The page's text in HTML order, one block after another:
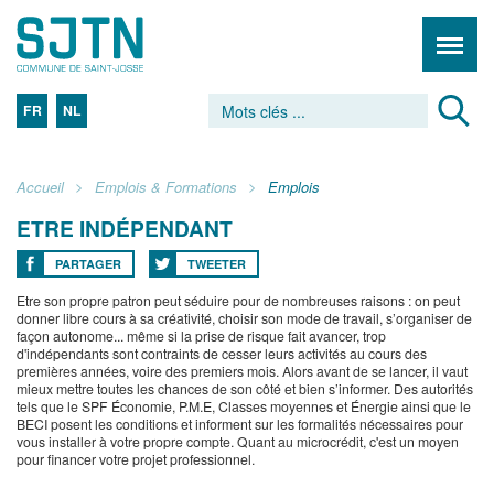
FR NL
Accueil Emplois & Formations Emplois
ETRE INDÉPENDANT
PARTAGER TWEETER
Etre son propre patron peut séduire pour de nombreuses raisons : on peut
donner libre cours à sa créativité, choisir son mode de travail, s’organiser de
façon autonome... même si la prise de risque fait avancer, trop
d'indépendants sont contraints de cesser leurs activités au cours des
premières années, voire des premiers mois. Alors avant de se lancer, il vaut
mieux mettre toutes les chances de son côté et bien s’informer. Des autorités
tels que le SPF Économie, P.M.E, Classes moyennes et Énergie ainsi que le
BECI posent les conditions et informent sur les formalités nécessaires pour
vous installer à votre propre compte. Quant au microcrédit, c'est un moyen
pour financer votre projet professionnel.